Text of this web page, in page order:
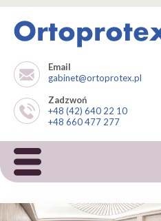
Email
gabinet@ortoprotex.pl
Zadzwoń
+48 (42) 640 22 10
+48 660 477 277